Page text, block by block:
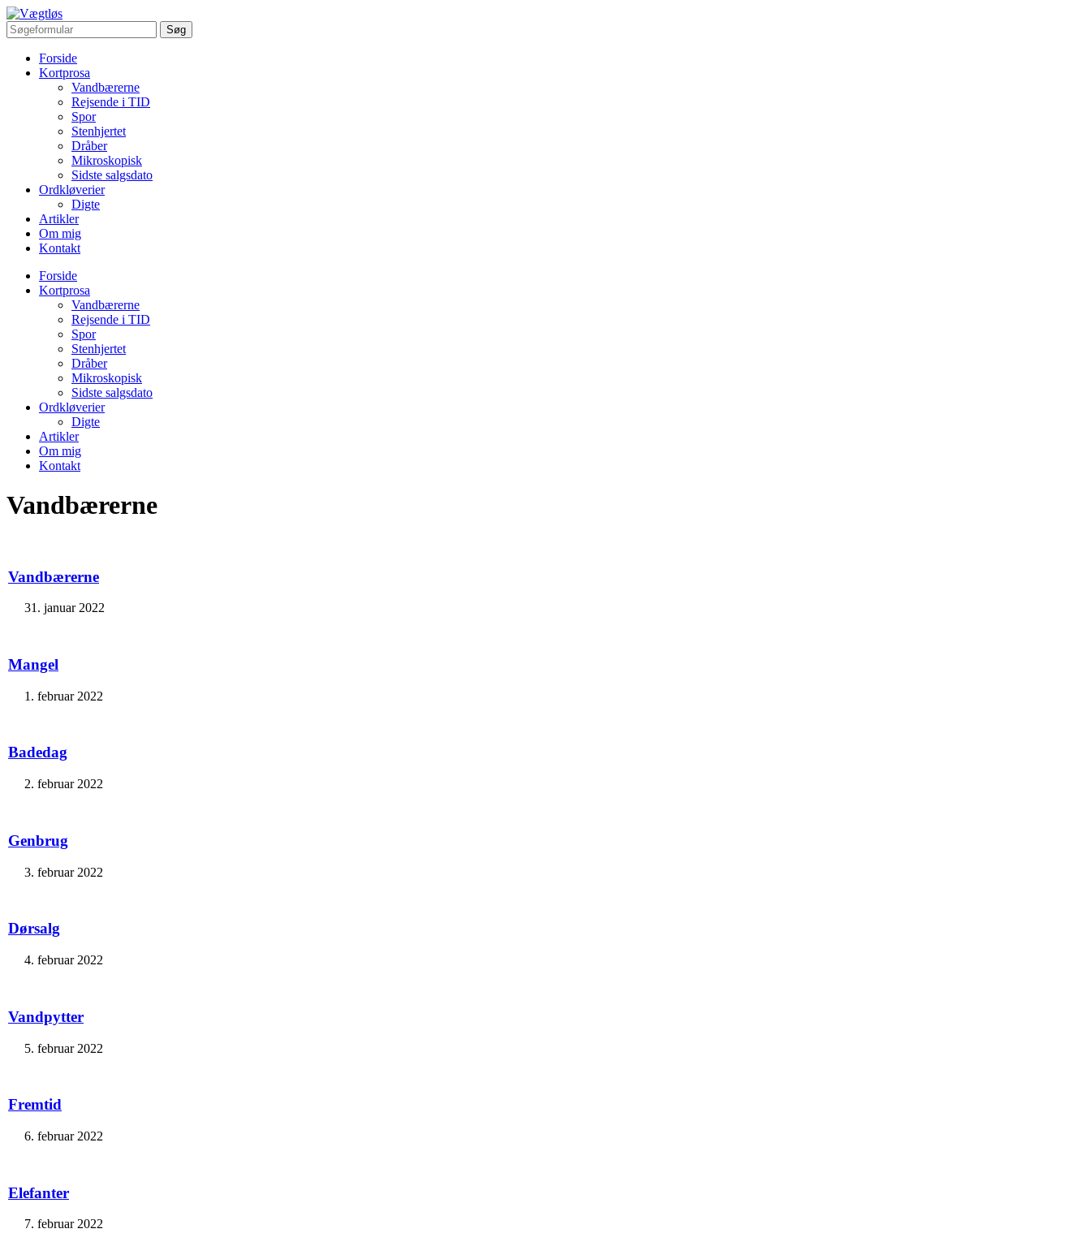
Forside
Kortprosa
Vandbærerne
Rejsende i TID
Spor
Stenhjertet
Dråber
Mikroskopisk
Sidste salgsdato
Ordkløverier
Digte
Artikler
Om mig
Kontakt
Forside
Kortprosa
Vandbærerne
Rejsende i TID
Spor
Stenhjertet
Dråber
Mikroskopisk
Sidste salgsdato
Ordkløverier
Digte
Artikler
Om mig
Kontakt
Vandbærerne
Vandbærerne
31. januar 2022
Mangel
1. februar 2022
Badedag
2. februar 2022
Genbrug
3. februar 2022
Dørsalg
4. februar 2022
Vandpytter
5. februar 2022
Fremtid
6. februar 2022
Elefanter
7. februar 2022